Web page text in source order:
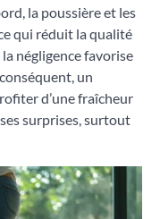
la poussière et les
qui réduit la qualité
négligence favorise
un
d’une fraîcheur
surprises, surtout